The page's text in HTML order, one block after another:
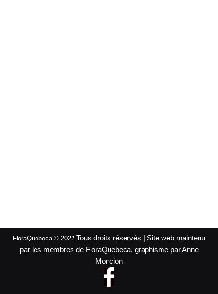
FloraQuebeca © 2022 Tous droits réservés | Site web maintenu
par les membres de FloraQuebeca, graphisme par Anne
Moncion